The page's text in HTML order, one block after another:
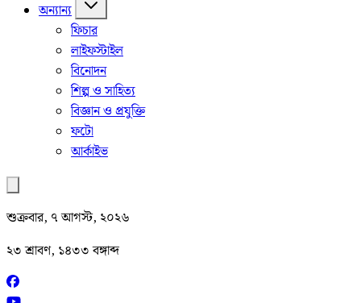
অন্যান্য
ফিচার
লাইফস্টাইল
বিনোদন
শিল্প ও সাহিত্য
বিজ্ঞান ও প্রযুক্তি
ফটো
আর্কাইভ
শুক্রবার, ৭ আগস্ট, ২০২৬
২৩ শ্রাবণ, ১৪৩৩ বঙ্গাব্দ